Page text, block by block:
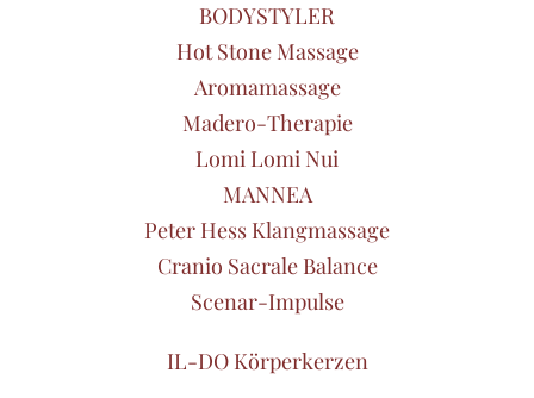
BODYSTYLER
Hot Stone Massage
Aromamassage
Madero-Therapie
Lomi Lomi Nui
MANNEA
Peter Hess Klangmassage
Cranio Sacrale Balance
Scenar-Impulse
IL-DO Körperkerzen